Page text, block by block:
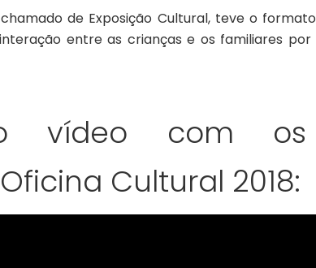
de Exposição Cultural, teve o
entre as crianças e os familiares por
vídeo com os
Cultural 2018: